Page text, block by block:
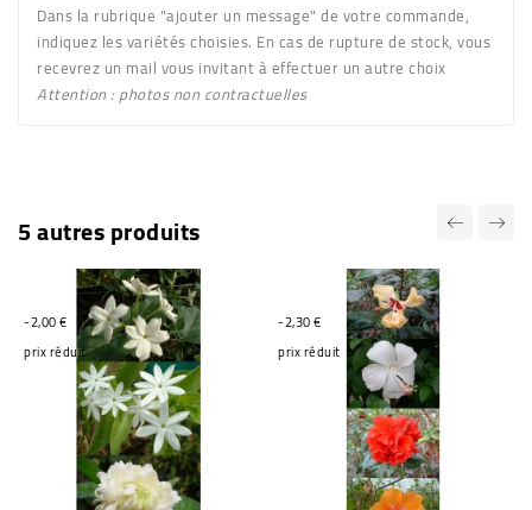
Dans la rubrique "ajouter un message" de votre commande,
indiquez les variétés choisies. En cas de rupture de stock, vous
recevrez un mail vous invitant à effectuer un autre choix
Attention : photos non contractuelles
5 autres produits
-2,00 €
prix réduit
-2,30 €
prix réduit